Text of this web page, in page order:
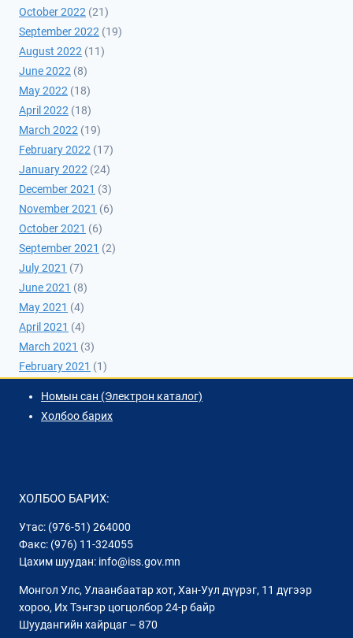
October 2022 (21)
September 2022 (19)
August 2022 (11)
June 2022 (8)
May 2022 (18)
April 2022 (18)
March 2022 (19)
February 2022 (17)
January 2022 (24)
December 2021 (3)
November 2021 (6)
October 2021 (6)
September 2021 (2)
July 2021 (7)
June 2021 (8)
May 2021 (4)
April 2021 (4)
March 2021 (3)
February 2021 (1)
Номын сан (Электрон каталог)
Холбоо барих
ХОЛБОО БАРИХ:
Утас: (976-51) 264000
Факс: (976) 11-324055
Цахим шуудан: info@iss.gov.mn
Монгол Улс, Улаанбаатар хот, Хан-Уул дүүрэг, 11 дүгээр
хороо, Их Тэнгэр цогцолбор 24-р байр
Шуудангийн хайрцаг – 870